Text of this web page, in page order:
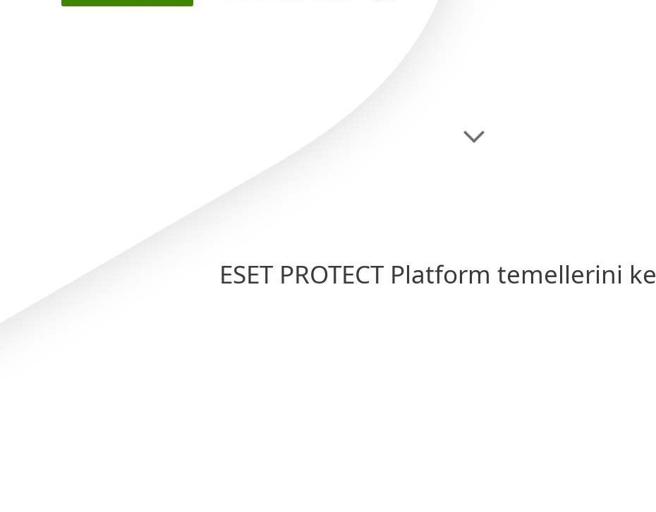
ESET PROTECT Platform temellerini